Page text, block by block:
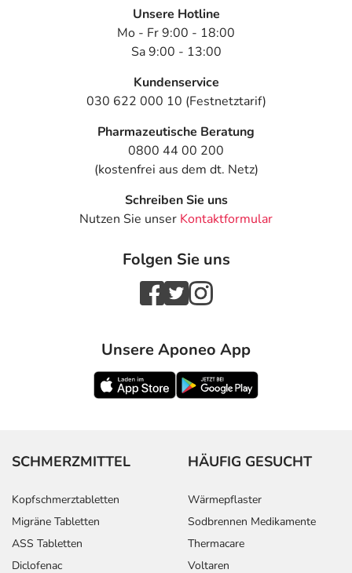
Tropferspitze sofort mit der Kappe verschließen.
2 mg Hyaluronsäure, Natriumsalz
Sorbitol, Wasser für Injektionszwecke
Adresse des Anbieters/Herstellers
URSAPHARM Arzneimittel GmbH
Industriestr. 35
elektronische Adresse: info@ursapharm.de
PDF des Beipackzettelskönnen Sie sich oben
Unsere Hotline
Mo - Fr 9:00 - 18:00
Sa 9:00 - 13:00
Kundenservice
030 622 000 10 (Festnetztarif)
Pharmazeutische Beratung
0800 44 00 200
(kostenfrei aus dem dt. Netz)
Schreiben Sie uns
Nutzen Sie unser Kontaktformular
Folgen Sie uns
Unsere Aponeo App
SCHMERZMITTEL
Kopfschmerztabletten
Migräne Tabletten
ASS Tabletten
Diclofenac
HÄUFIG GESUCHT
Wärmepflaster
Sodbrennen Medikamente
Thermacare
Voltaren